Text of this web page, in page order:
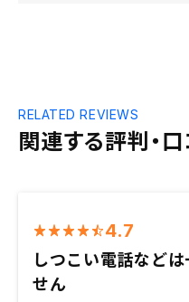
関連する評判・
RELATED REVIEWS
4.7
しつこい電話など
せん